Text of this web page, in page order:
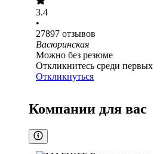
3.4
•
27897 отзывов
Васюринская
Можно без резюме
Откликнитесь среди первых
Откликнуться
Компании для вас